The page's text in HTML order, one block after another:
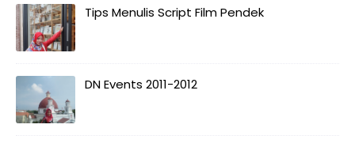
Tips Menulis Script Film Pendek
DN Events 2011-2012